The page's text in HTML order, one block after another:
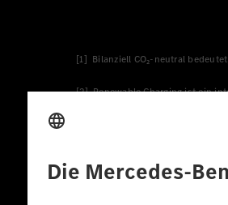
[1] Bilanziell CO₂-neutral
[2] Renewable Charging ist ein
* Die angegebenen Werte
europäischen Markt. Der